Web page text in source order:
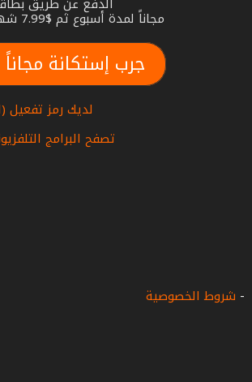
مجاناً لمدة أسبوع ثم $7.99 شهريا أو $59.99 سنويا
جرب إستكانة
لديك رمز تفعيل
تصفح البرامج
- شروط الخصوصية